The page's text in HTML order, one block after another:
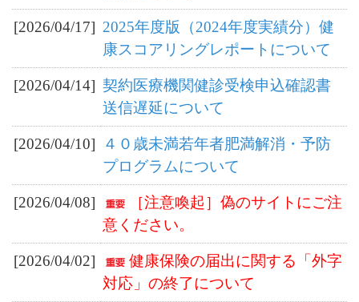
[2026/04/17] 2025年度版（2024年度実績分）健
康スコアリングレポートについて
[2026/04/14] 契約医療機関健診受検申込確認書
送信遅延について
[2026/04/10]
４０歳未満若年者肥満解消・予防
プログラムについて
[2026/04/08]
［注意喚起］偽のサイトにご注
意ください。
[2026/04/02]
健康保険の届出に関する「外字
対応」の終了について